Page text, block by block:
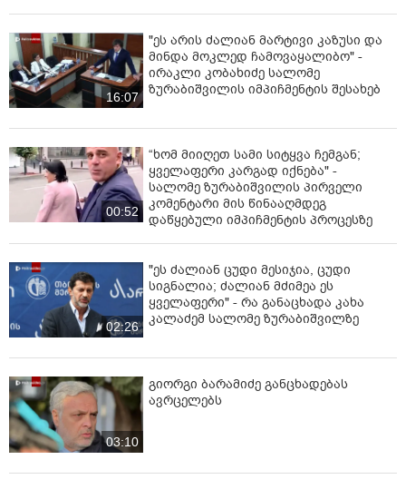
16:07
"ეს არის ძალიან მარტივი კაზუსი და
მინდა მოკლედ ჩამოვაყალიბო" -
ირაკლი კობახიძე სალომე
ზურაბიშვილის იმპიჩმენტის შესახებ
00:52
“ხომ მიიღეთ სამი სიტყვა ჩემგან;
ყველაფერი კარგად იქნება" -
სალომე ზურაბიშვილის პირველი
კომენტარი მის წინააღმდეგ
დაწყებული იმპიჩმენტის პროცესზე
02:26
"ეს ძალიან ცუდი მესიჯია, ცუდი
სიგნალია; ძალიან მძიმეა ეს
ყველაფერი" - რა განაცხადა კახა
კალაძემ სალომე ზურაბიშვილზე
03:10
გიორგი ბარამიძე განცხადებას
ავრცელებს